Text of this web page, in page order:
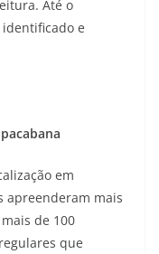
Até o
e
em
apreenderam mais
de 100
que